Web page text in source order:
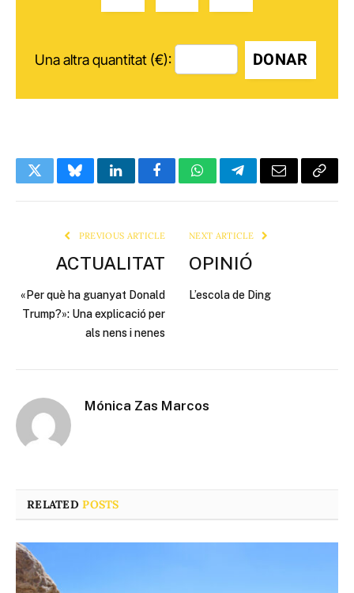
Una altra quantitat (€): DONAR
TwitterBlueskyLinkedInFacebookWhatsAppTelegramEmail Copy
PREVIOUS ARTICLE
ACTUALITAT
«Per què ha guanyat Donald
Trump?»: Una explicació per
als nens i nenes
NEXT ARTICLE
OPINIÓ
L’escola de Ding
Mónica Zas Marcos
RELATEDPOSTS